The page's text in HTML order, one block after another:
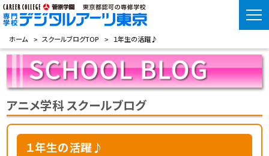
ホーム スクールブログTOP １年生の活躍♪
アニメ学科 スクールブログ
１年生の活躍♪